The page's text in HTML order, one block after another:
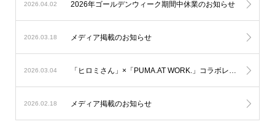
2026.04.02 2026年ゴールデンウィーク期間中休業のお知らせ
2026.03.18 メディア掲載のお知らせ
2026.03.04 「ヒロミさん」×「PUMA.AT WORK.」コラボレーション企画 第2弾
2026.02.18 メディア掲載のお知らせ